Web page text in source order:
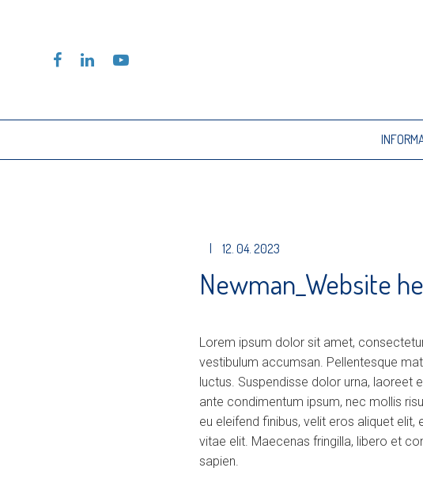
| 12. 04. 2023
Newman_Website
Lorem ipsum dolor sit amet,
vestibulum accumsan. Pellentesque
luctus. Suspendisse dolor urna,
ante condimentum ipsum, nec mollis
eu eleifend finibus, velit eros aliquet
vitae elit. Maecenas fringilla, libero et
sapien.